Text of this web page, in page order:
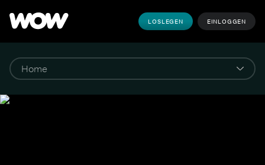
LOSLEGEN EINLOGGEN